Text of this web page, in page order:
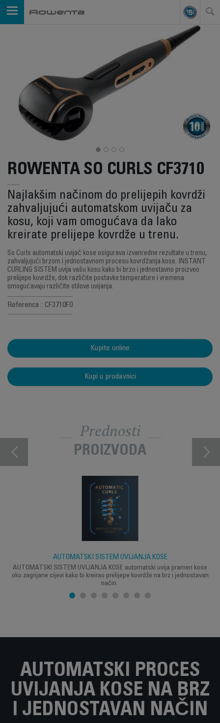
ROWENTA SO CURLS CF3710
Najlakšim načinom do prelijepih kovrdži
zahvaljujući automatskom uvijaču za
kosu, koji vam omogućava da lako
kreirate prelijepe kovrdže u trenu.
So Curls automatski uvijač kose osigurava izvanredne rezultate u trenu,
zahvaljujući brzom i jednostavnom procesu kovrdžanja kose. INSTANT
CURLING SISTEM uvija vašu kosu kako bi brzo i jednostavno proizveo
prelijepe kovrdže, dok različite postavke temperature i vremena
omogućavaju različite stilove uvijanja.
Referenca : CF3710F0
Kupite online
Kupi u prodavnici
Prednosti
PROIZVODA
AUTOMATSKI SISTEM UVIJANJA KOSE
AUTOMATSKI SISTEM UVIJANJA KOSE automatski uvija pramen kose
oko zagrijane cijevi kako bi kreirao prelijepe kovrdže na brz i jednostavan
način.
AUTOMATSKI PROCES
UVIJANJA KOSE NA BRZ
I JEDNOSTAVAN NAČIN